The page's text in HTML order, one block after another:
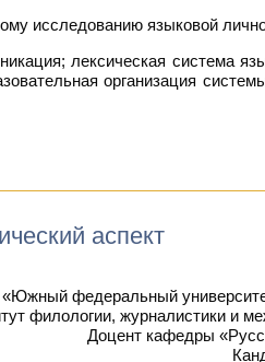
исследованию языковой
лексическая система
организация
аспект
федеральный
филологии, журналистики и
Доцент кафедры